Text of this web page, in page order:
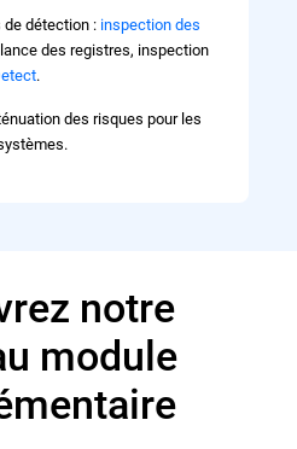
détection : inspection des
des registres, inspection
.
des risques pour les
notre
module